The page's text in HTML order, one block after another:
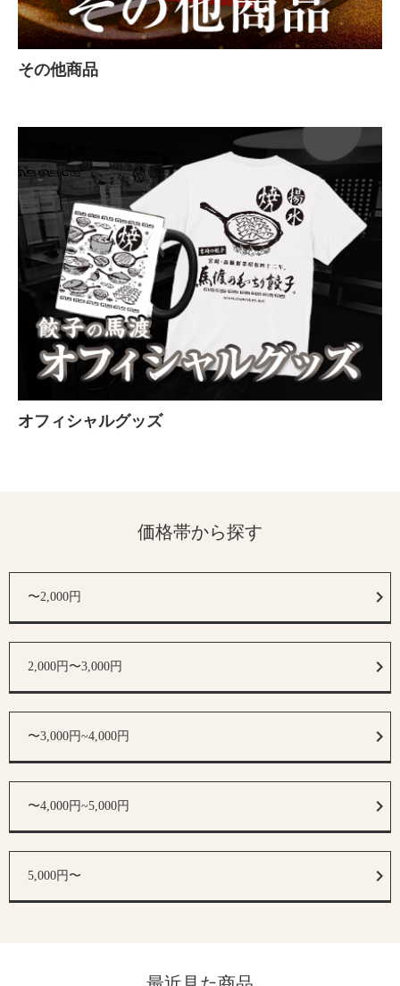
その他商品
オフィシャルグッズ
価格帯から探す
〜2,000円
2,000円〜3,000円
〜3,000円~4,000円
〜4,000円~5,000円
5,000円〜